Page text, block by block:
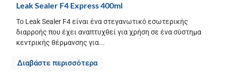
Leak Sealer F4 Express 400ml
Το Leak Sealer F4 είναι ένα στεγανωτικό εσωτερικής
διαρροής που έχει αναπτυχθεί για χρήση σε ένα σύστημα
κεντρικής θέρμανσης για...
Διαβάστε περισσότερα